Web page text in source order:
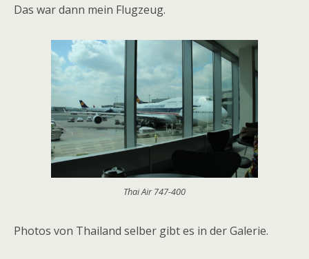
Das war dann mein Flugzeug.
Thai Air 747-400
Photos von Thailand selber gibt es in der Galerie.